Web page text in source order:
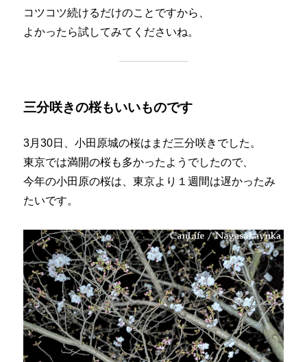
コツコツ続けるだけのことですから、
よかったら試してみてくださいね。
三分咲きの桜もいいものです
3月30日、小田原城の桜はまだ三分咲きでした。
東京では満開の桜も多かったようでしたので、
今年の小田原の桜は、東京より１週間は遅かったみ
たいです。